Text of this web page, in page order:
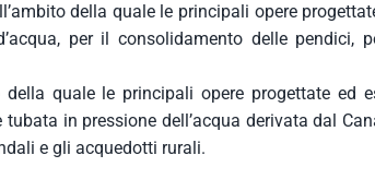
della quale le principali opere
per il consolidamento delle pendici,
della quale le principali opere progettate ed
in pressione dell’acqua derivata dal
e gli acquedotti rurali.